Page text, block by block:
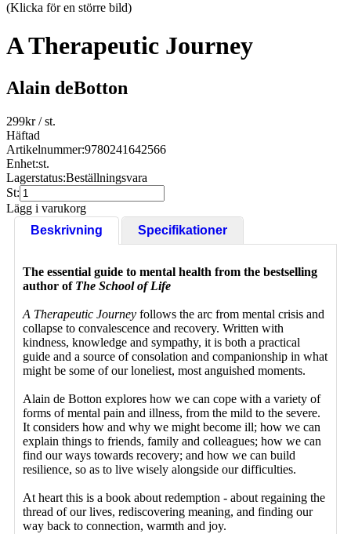
(Klicka för en större bild)
A Therapeutic Journey
Alain deBotton
299kr/ st.
Häftad
Artikelnummer:9780241642566
Enhet:st.
Lagerstatus:Beställningsvara
St:
Lägg i varukorg
Beskrivning
Specifikationer
The essential guide to mental health from the bestselling
author of The School of Life
A Therapeutic Journey follows the arc from mental crisis and
collapse to convalescence and recovery. Written with
kindness, knowledge and sympathy, it is both a practical
guide and a source of consolation and companionship in what
might be some of our loneliest, most anguished moments.
Alain de Botton explores how we can cope with a variety of
forms of mental pain and illness, from the mild to the severe.
It considers how and why we might become ill; how we can
explain things to friends, family and colleagues; how we can
find our ways towards recovery; and how we can build
resilience, so as to live wisely alongside our difficulties.
At heart this is a book about redemption - about regaining the
thread of our lives, rediscovering meaning, and finding our
way back to connection, warmth and joy.